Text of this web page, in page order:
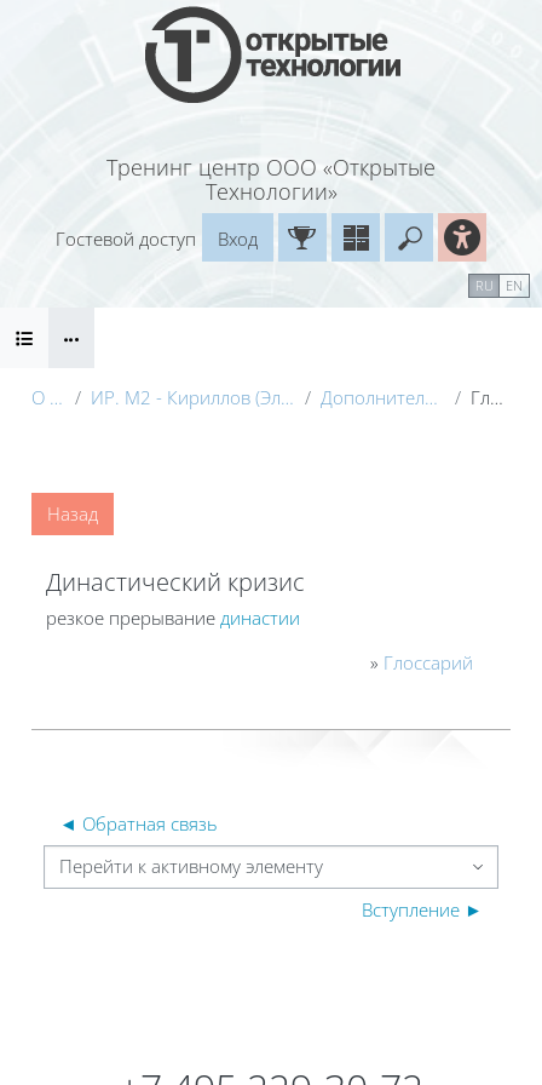
Перейти к основному содержанию
Тренинг центр ООО «Открытые
Технологии»
Введите
Гостевой доступ
Вход
RU EN
Блоки
О курсе ИР. М2 - Кириллов (Электронный курс) с видео Дополнительные материалы Глоссарий
Назад
Династический кризис
резкое прерывание династии
» Глоссарий
◄ Обратная связь
Перейти к активному элементу
Вступление ►